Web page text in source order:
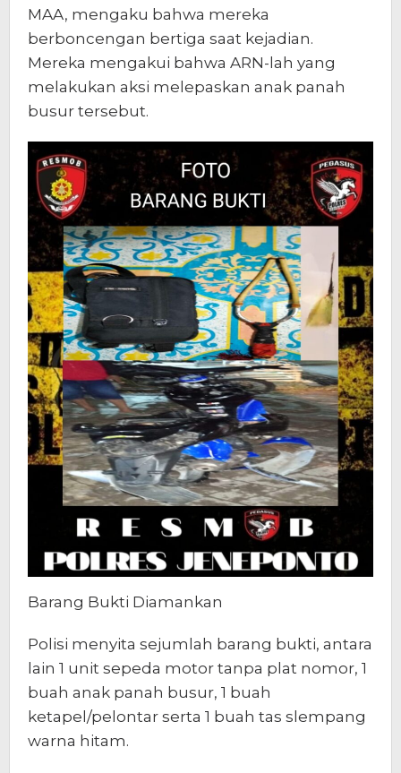
MAA, mengaku bahwa mereka
berboncengan bertiga saat kejadian.
Mereka mengakui bahwa ARN-lah yang
melakukan aksi melepaskan anak panah
busur tersebut.
Barang Bukti Diamankan
Polisi menyita sejumlah barang bukti, antara
lain 1 unit sepeda motor tanpa plat nomor, 1
buah anak panah busur, 1 buah
ketapel/pelontar serta 1 buah tas slempang
warna hitam.